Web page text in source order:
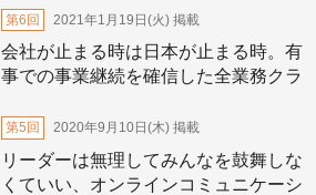
会社が止まる時は日本が止まる時。有
事での事業継続を確信した全業務クラ
第6回 2021年1月19日(火)掲載
リーダーは無理してみんなを鼓舞しな
くていい、オンラインコミュニケーシ
第5回 2020年9月10日(木)掲載